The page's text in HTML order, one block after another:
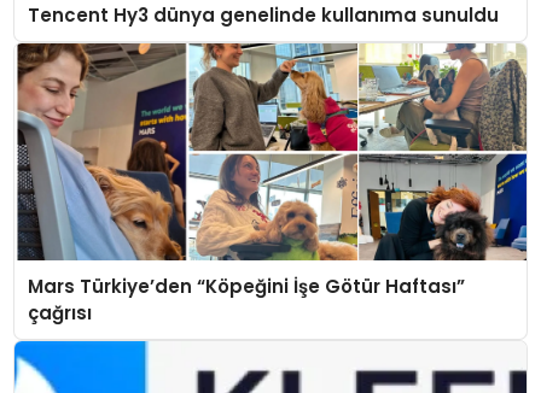
Tencent Hy3 dünya genelinde kullanıma sunuldu
Mars Türkiye’den “Köpeğini İşe Götür Haftası”
çağrısı